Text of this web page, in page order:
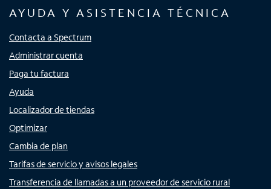
AYUDA Y ASISTENCIA TÉCNICA
Contacta a Spectrum
Administrar cuenta
Paga tu factura
Ayuda
Localizador de tiendas
Optimizar
Cambia de plan
Tarifas de servicio y avisos legales
Transferencia de llamadas a un proveedor de servicio rural